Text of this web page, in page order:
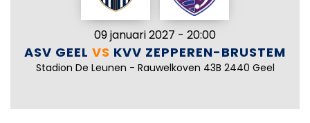
09 januari 2027 - 20:00
ASV GEEL VS KVV ZEPPEREN-BRUSTEM
Stadion De Leunen - Rauwelkoven 43B 2440 Geel